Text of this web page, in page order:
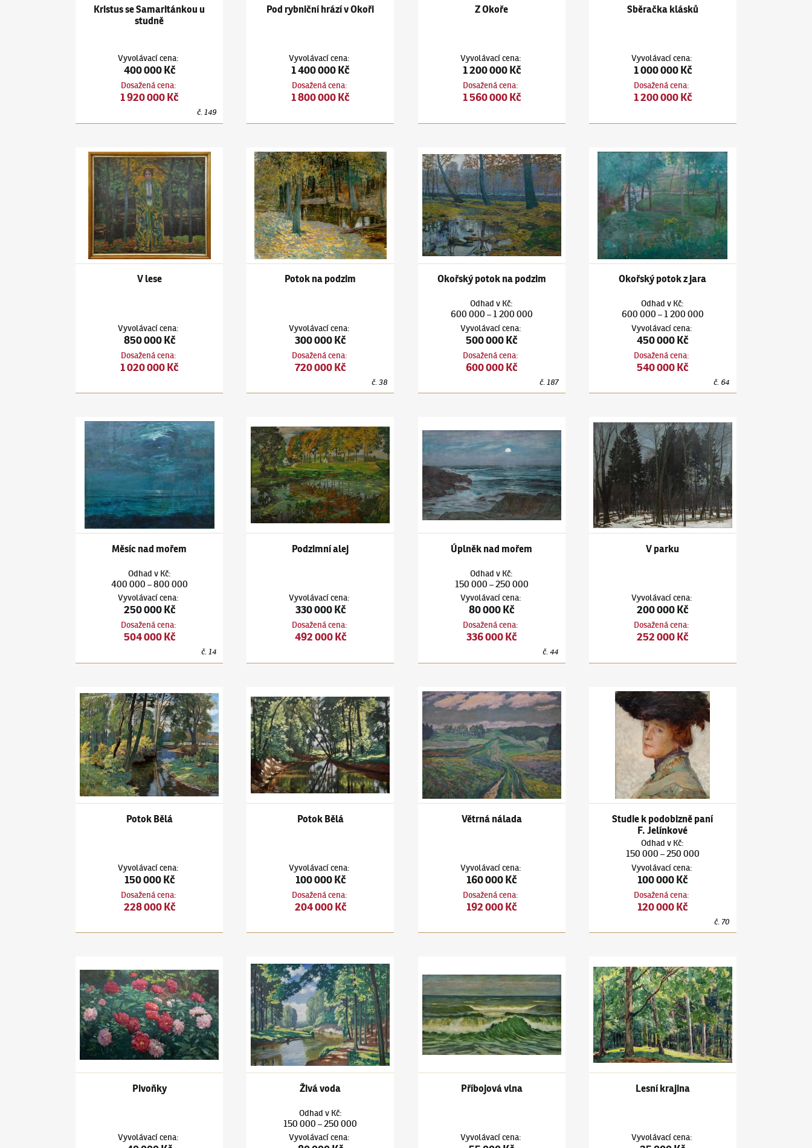
Kristus se Samaritánkou u
studně
Vyvolávací cena:
400 000 Kč
Dosažená cena:
1 920 000 Kč
č. 149
Pod rybniční hrází v Okoři
Vyvolávací cena:
1 400 000 Kč
Dosažená cena:
1 800 000 Kč
Z Okoře
Vyvolávací cena:
1 200 000 Kč
Dosažená cena:
1 560 000 Kč
Sběračka klásků
Vyvolávací cena:
1 000 000 Kč
Dosažená cena:
1 200 000 Kč
Antonín Hudeček(1872–1941)V lese
V lese
Vyvolávací cena:
850 000 Kč
Dosažená cena:
1 020 000 Kč
Antonín Hudeček(1872–1941)Potok na podzim
Potok na podzim
Vyvolávací cena:
300 000 Kč
Dosažená cena:
720 000 Kč
č. 38
Antonín Hudeček(1872–1941)Okořský potok na podzim
Okořský potok na podzim
Odhad v Kč:
600 000 – 1 200 000
Vyvolávací cena:
500 000 Kč
Dosažená cena:
600 000 Kč
č. 187
Antonín Hudeček(1872–1941)Okořský potok z jara
Okořský potok z jara
Odhad v Kč:
600 000 – 1 200 000
Vyvolávací cena:
450 000 Kč
Dosažená cena:
540 000 Kč
č. 64
Antonín Hudeček(1872–1941)Měsíc nad mořem
Měsíc nad mořem
Odhad v Kč:
400 000 –800 000
Vyvolávací cena:
250 000 Kč
Dosažená cena:
504 000 Kč
č. 14
Podzimní alej
Vyvolávací cena:
330 000 Kč
Dosažená cena:
492 000 Kč
Úplněk nad mořem
Úplněk nad mořem
Odhad v Kč:
150 000 – 250 000
Vyvolávací cena:
80 000 Kč
Dosažená cena:
336 000 Kč
č. 44
Antonín Hudeček(1872–1941)V parku
V parku
Vyvolávací cena:
200 000 Kč
Dosažená cena:
252 000 Kč
Antonín Hudeček(1872–1941)Potok Bělá
Potok Bělá
Vyvolávací cena:
150 000 Kč
Dosažená cena:
228 000 Kč
Potok Bělá
Vyvolávací cena:
100 000 Kč
Dosažená cena:
204 000 Kč
Antonín Hudeček(1872–1941)Větrná nálada
Větrná nálada
Vyvolávací cena:
160 000 Kč
Dosažená cena:
192 000 Kč
Antonín Hudeček(1872–1941)
Studie k podobizně paní
F. Jelínkové
Odhad v Kč:
150 000 –250 000
Vyvolávací cena:
100 000 Kč
Dosažená cena:
120 000 Kč
č. 70
Pivoňky
Vyvolávací cena:
Antonín Hudeček(1872–1941)Živá voda
Živá voda
Odhad v Kč:
150 000– 250 000
Vyvolávací cena:
Příbojová vlna
Vyvolávací cena:
Lesní krajina
Vyvolávací cena: